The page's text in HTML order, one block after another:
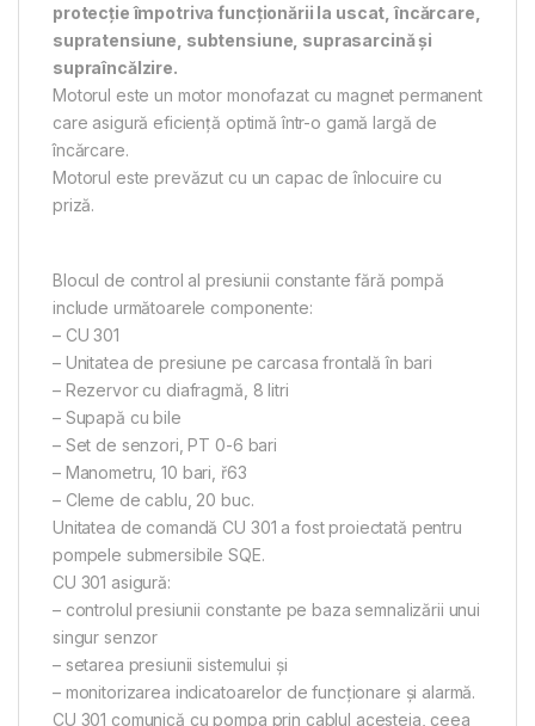
protecție împotriva funcționării la uscat, încărcare,
supratensiune, subtensiune, suprasarcină și
supraîncălzire.
Motorul este un motor monofazat cu magnet permanent
care asigură eficiență optimă într-o gamă largă de
încărcare.
Motorul este prevăzut cu un capac de înlocuire cu
priză.
Blocul de control al presiunii constante fără pompă
include următoarele componente:
– CU 301
– Unitatea de presiune pe carcasa frontală în bari
– Rezervor cu diafragmă, 8 litri
– Supapă cu bile
– Set de senzori, PT 0-6 bari
– Manometru, 10 bari, ř63
– Cleme de cablu, 20 buc.
Unitatea de comandă CU 301 a fost proiectată pentru
pompele submersibile SQE.
CU 301 asigură:
– controlul presiunii constante pe baza semnalizării unui
singur senzor
– setarea presiunii sistemului şi
– monitorizarea indicatoarelor de funcţionare şi alarmă.
CU 301 comunică cu pompa prin cablul acesteia, ceea